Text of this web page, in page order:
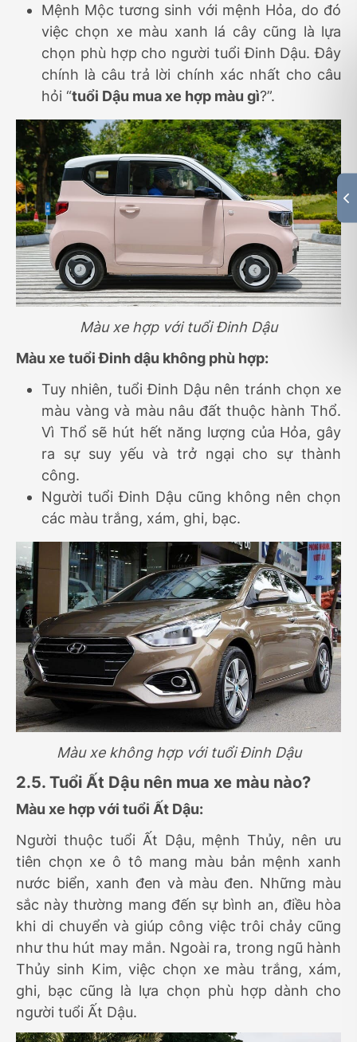
Mệnh Mộc tương sinh với mệnh Hỏa, do đó
việc chọn xe màu xanh lá cây cũng là lựa
chọn phù hợp cho người tuổi Đinh Dậu. Đây
chính là câu trả lời chính xác nhất cho câu
hỏi “tuổi Dậu mua xe hợp màu gì?”.
Màu xe hợp với tuổi Đinh Dậu
Màu xe tuổi Đinh dậu không phù hợp:
Tuy nhiên, tuổi Đinh Dậu nên tránh chọn xe
màu vàng và màu nâu đất thuộc hành Thổ.
Vì Thổ sẽ hút hết năng lượng của Hỏa, gây
ra sự suy yếu và trở ngại cho sự thành
công.
Người tuổi Đinh Dậu cũng không nên chọn
các màu trắng, xám, ghi, bạc.
Màu xe không hợp với tuổi Đinh Dậu
2.5. Tuổi Ất Dậu nên mua xe màu nào?
Màu xe hợp với tuổi Ất Dậu:
Người thuộc tuổi Ất Dậu, mệnh Thủy, nên ưu
tiên chọn xe ô tô mang màu bản mệnh xanh
nước biển, xanh đen và màu đen. Những màu
sắc này thường mang đến sự bình an, điều hòa
khi di chuyển và giúp công việc trôi chảy cũng
như thu hút may mắn. Ngoài ra, trong ngũ hành
Thủy sinh Kim, việc chọn xe màu trắng, xám,
ghi, bạc cũng là lựa chọn phù hợp dành cho
người tuổi Ất Dậu.